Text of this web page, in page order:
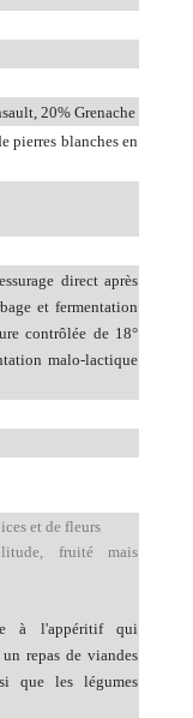
20% Grenache
pierres blanches en
direct après
et fermentation
contrôlée de 18°
malo-lactique
et de fleurs
fruité mais
à l'appéritif qui
repas de viandes
que les légumes